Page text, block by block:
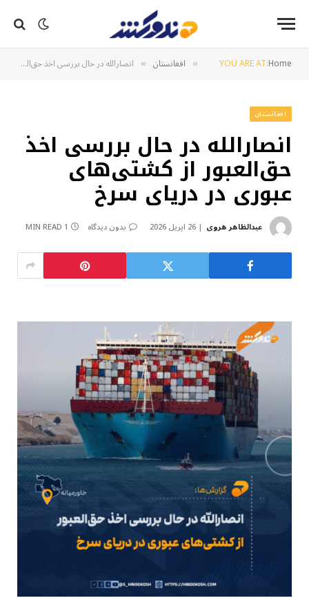
YOU ARE AT:Home
» افغانستان » انصارالله در حال بررسی اخذ حق‌العبور از کشتی‌های عبوری در دریای سرخ
افغانستان
انصارالله در حال بررسی اخذ
حق‌العبور از کشتی‌های
عبوری در دریای سرخ
عبدالظاهر هروی 26 اپریل 2026 بدون دیدگاه 1 MIN READ